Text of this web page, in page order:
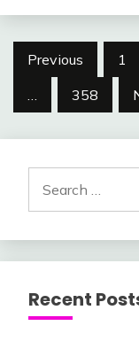
Posts
navigation
Previous 1
…
358
for:
Recent